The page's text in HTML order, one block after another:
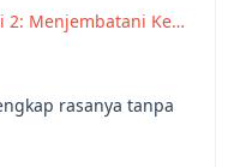
2: Menjembatani Ke…
rasanya tanpa